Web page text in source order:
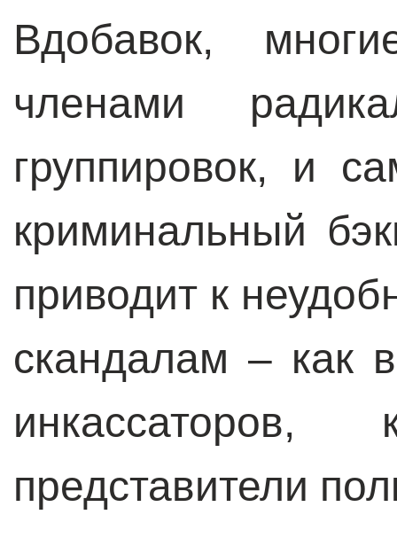
Вдобавок,
членами
группировок, и
криминальный
приводит к
скандалам – как
инкассаторов,
представители